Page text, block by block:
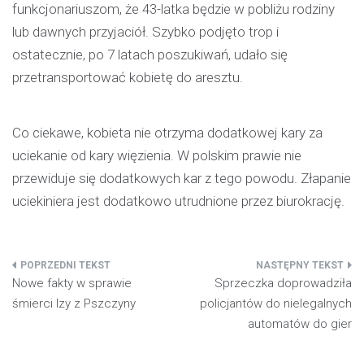
funkcjonariuszom, że 43-latka będzie w pobliżu rodziny
lub dawnych przyjaciół. Szybko podjęto trop i
ostatecznie, po 7 latach poszukiwań, udało się
przetransportować kobietę do aresztu.
Co ciekawe, kobieta nie otrzyma dodatkowej kary za
uciekanie od kary więzienia. W polskim prawie nie
przewiduje się dodatkowych kar z tego powodu. Złapanie
uciekiniera jest dodatkowo utrudnione przez biurokrację.
Nawigacja
wpisu
Nowe fakty w sprawie
śmierci Izy z Pszczyny
Sprzeczka doprowadziła
policjantów do nielegalnych
automatów do gier